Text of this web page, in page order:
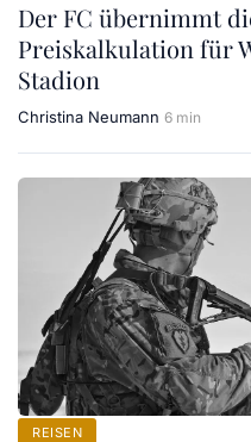
Der FC übernimmt
Preiskalkulation für
Stadion
Christina Neumann 6 min
REISEN